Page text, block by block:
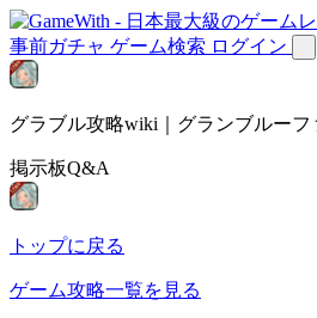
事前ガチャ ゲーム検索 ログイン
グラブル攻略wiki｜グランブルーフ
掲示板Q&A
トップに戻る
ゲーム攻略一覧を見る